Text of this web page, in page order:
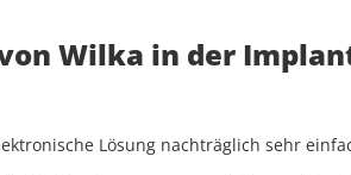
Wilka in der
Lösung nachträglich sehr